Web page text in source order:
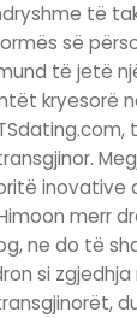
të
së
të jetë
kryesorë
inovative
merr
ne do të
si